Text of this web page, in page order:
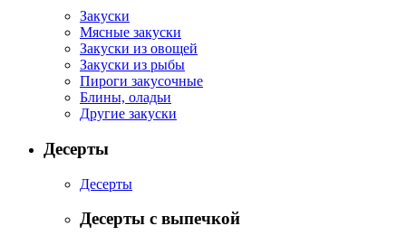
Закуски
Мясные закуски
Закуски из овощей
Закуски из рыбы
Пироги закусочные
Блины, оладьи
Другие закуски
Десерты
Десерты
Десерты с выпечкой